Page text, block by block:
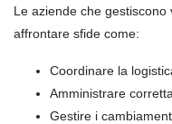
Le aziende che
affrontare sfide come:
Coordinare la
Amministrare
Gestire i